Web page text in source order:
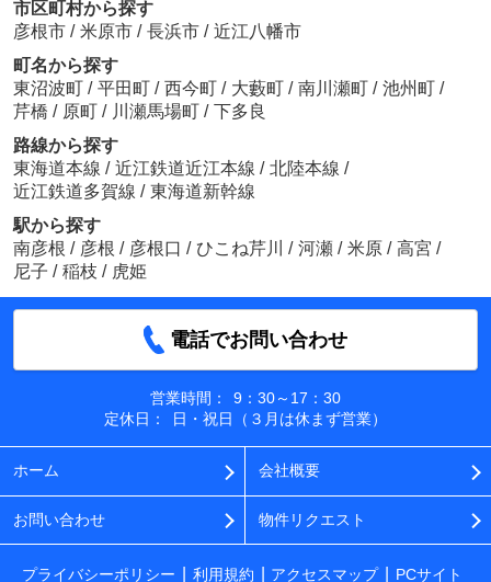
市区町村から探す
彦根市 / 米原市 / 長浜市 / 近江八幡市
町名から探す
東沼波町 / 平田町 / 西今町 / 大藪町 / 南川瀬町 / 池州町 /
芹橋 / 原町 / 川瀬馬場町 / 下多良
路線から探す
東海道本線 / 近江鉄道近江本線 / 北陸本線 /
近江鉄道多賀線 / 東海道新幹線
駅から探す
南彦根 / 彦根 / 彦根口 / ひこね芹川 / 河瀬 / 米原 / 高宮 /
尼子 / 稲枝 / 虎姫
電話でお問い合わせ
営業時間：
9：30～17：30
定休日：
日・祝日（３月は休まず営業）
ホーム 会社概要
お問い合わせ 物件リクエスト
プライバシーポリシー 利用規約 アクセスマップ PCサイト